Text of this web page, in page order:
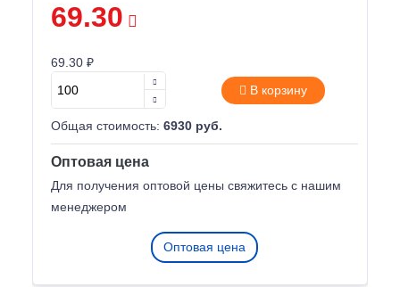
69.30
69.30 ₽
В корзину
Общая стоимость: 6930 руб.
Оптовая цена
Для получения оптовой цены свяжитесь с нашим
менеджером
Оптовая цена